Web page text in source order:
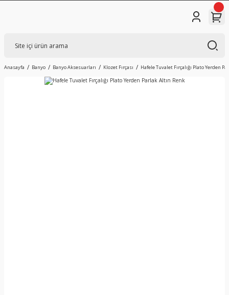
Anasayfa Banyo Banyo Aksesuarları Klozet Fırçası Hafele Tuvalet Fırçalığı Plato Yerden